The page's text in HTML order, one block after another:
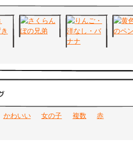
かわいい 女の子 複数
赤